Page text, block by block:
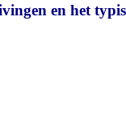
en het